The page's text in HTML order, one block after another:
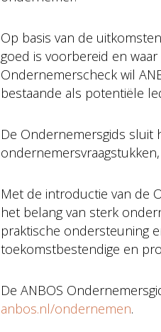
Op basis van de
goed is voorbereid en
Ondernemerscheck wil
bestaande als potentiële
De Ondernemersgids sluit
Met de introductie van de
het belang van sterk
praktische ondersteuning
toekomstbestendige en
De ANBOS
anbos.nl/ondernemen.